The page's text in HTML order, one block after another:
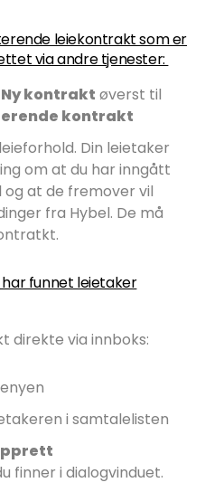
leiekontrakt som er
via andre tjenester:
Ny kontrakt øverst til
kontrakt
Din leietaker
om at du har inngått
at de fremover vil
fra Hybel. De må
funnet leietaker
direkte via innboks:
i samtalelisten
finner i dialogvinduet.